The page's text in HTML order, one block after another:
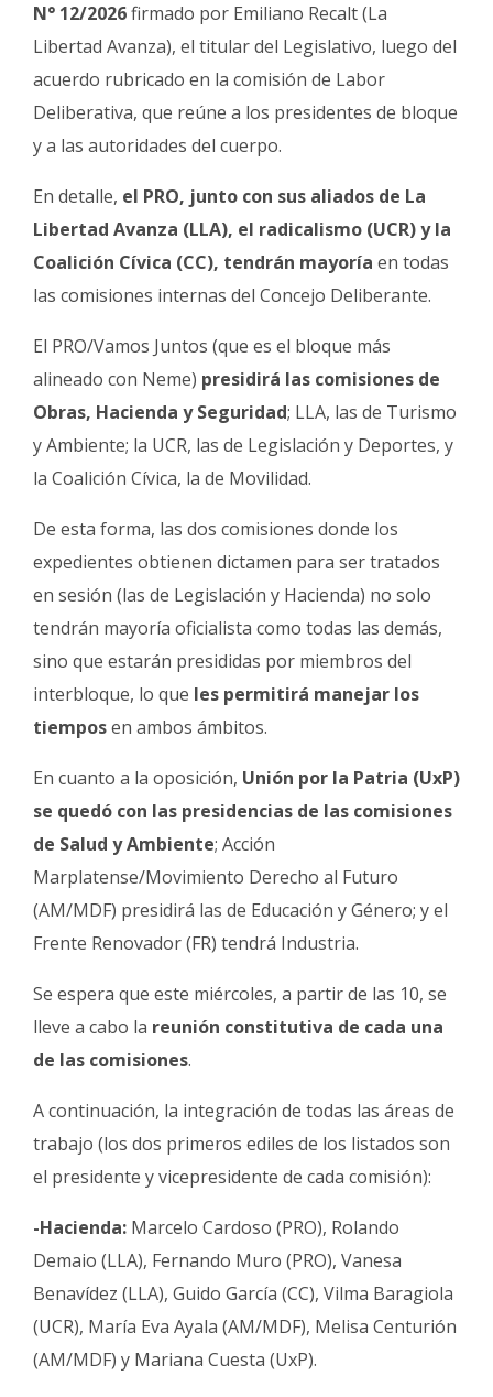
N° 12/2026firmado por Emiliano Recalt (La
Libertad Avanza), el titular del Legislativo, luego del
acuerdo rubricado en la comisión de Labor
Deliberativa, que reúne a los presidentes de bloque
y a las autoridades del cuerpo.
En detalle, el PRO, junto con sus aliados de La
Libertad Avanza (LLA), el radicalismo (UCR) y la
Coalición Cívica (CC), tendrán mayoría en todas
las comisiones internas del Concejo Deliberante.
El PRO/Vamos Juntos (que es el bloque más
alineado con Neme) presidirá las comisiones de
Obras, Hacienda y Seguridad; LLA, las de Turismo
y Ambiente; la UCR, las de Legislación y Deportes, y
la Coalición Cívica, la de Movilidad.
De esta forma, las dos comisiones donde los
expedientes obtienen dictamen para ser tratados
en sesión (las de Legislación y Hacienda) no solo
tendrán mayoría oficialista como todas las demás,
sino que estarán presididas por miembros del
interbloque, lo que les permitirá manejar los
tiemposen ambos ámbitos.
En cuanto a la oposición, Unión por la Patria (UxP)
se quedó con las presidencias de las comisiones
de Salud y Ambiente; Acción
Marplatense/Movimiento Derecho al Futuro
(AM/MDF) presidirá las de Educación y Género; y el
Frente Renovador (FR) tendrá Industria.
Se espera que este miércoles, a partir de las 10, se
lleve a cabo la reunión constitutiva de cada una
de las comisiones.
A continuación, la integración de todas las áreas de
trabajo (los dos primeros ediles de los listados son
el presidente y vicepresidente de cada comisión):
-Hacienda: Marcelo Cardoso (PRO), Rolando
Demaio (LLA), Fernando Muro (PRO), Vanesa
Benavídez (LLA), Guido García (CC), Vilma Baragiola
(UCR), María Eva Ayala (AM/MDF), Melisa Centurión
(AM/MDF) y Mariana Cuesta (UxP).